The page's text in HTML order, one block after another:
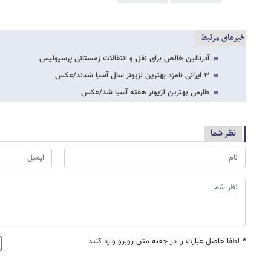
خبرهای مرتبط
آدرنالین خالص برای نقل و انتقالات زمستانی پرسپولیس
۳ ایرانی نامزد بهترین لژیونر سال آسیا شدند/عکس
طارمی بهترین لژیونر هفته آسیا شد/عکس
نظر شما
* لطفا حاصل عبارت را در جعبه متن روبرو وارد کنید